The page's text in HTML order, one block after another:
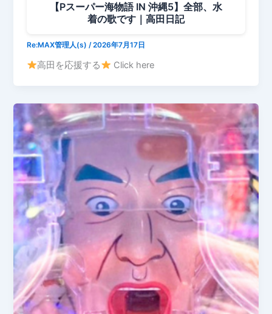
【Pスーパー海物語 IN 沖縄5】全部、水
着の歌です｜高田日記
Re:MAX管理人(s) /2026年7月17日
高田を応援する Click here